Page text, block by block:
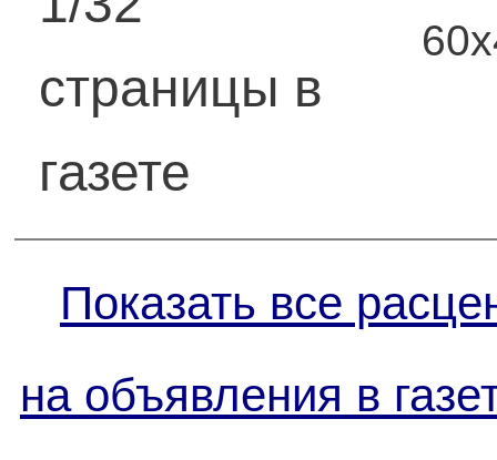
страницы в
газете
Показать все
на объявления в